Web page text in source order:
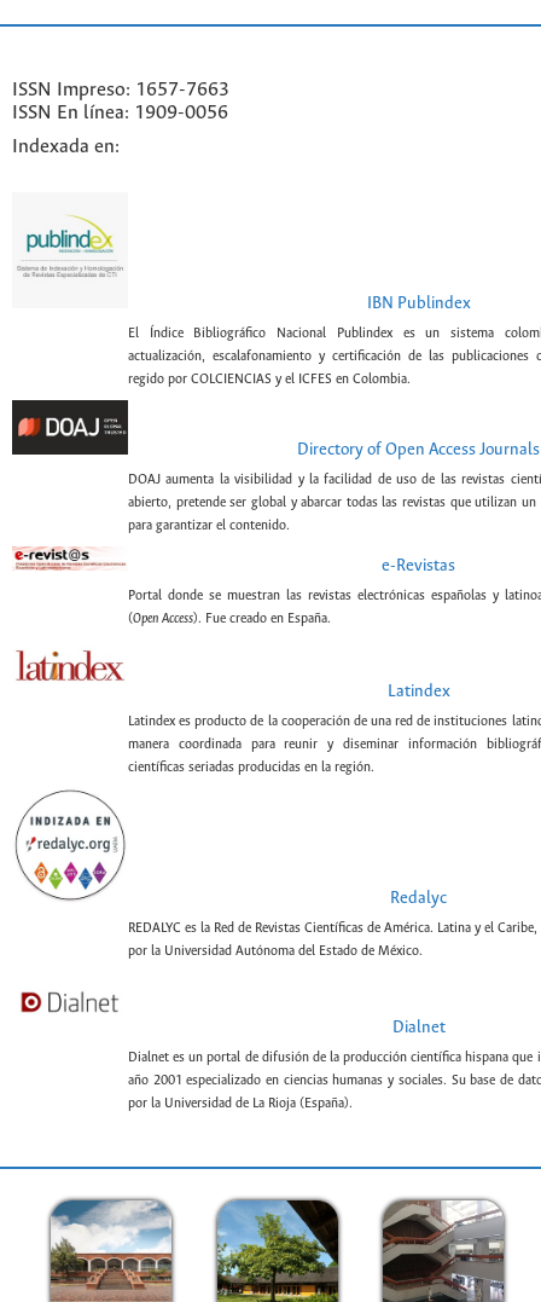
ISSN Impreso: 1657-7663
ISSN En línea: 1909-0056
Indexada en:
IBN Publindex
El Índice Bibliográfico Nacional Publindex es un sistema
actualización, escalafonamiento y certificación de las publicaciones
regido por COLCIENCIAS y el ICFES en Colombia.
Directory of Open Access Journals
DOAJ aumenta la visibilidad y la facilidad de uso de las revistas
abierto, pretende ser global y abarcar todas las revistas que utilizan
para garantizar el contenido.
e-Revistas
Portal donde se muestran las revistas electrónicas españolas y
(Open Access). Fue creado en España.
Latindex
Latindex es producto de la cooperación de una red de instituciones
manera coordinada para reunir y diseminar información
científicas seriadas producidas en la región.
Redalyc
REDALYC es la Red de Revistas Científicas de América. Latina y el
por la Universidad Autónoma del Estado de México.
Dialnet
Dialnet es un portal de difusión de la producción científica hispana que
año 2001 especializado en ciencias humanas y sociales. Su base de
por la Universidad de La Rioja (España).